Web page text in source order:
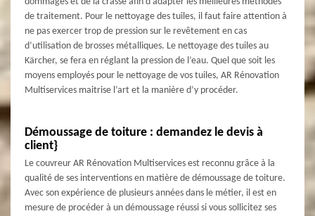
de traitement. Pour le nettoyage des tuiles, il faut faire attention à
ne pas exercer trop de pression sur le revêtement en cas
d’utilisation de brosses métalliques. Le nettoyage des tuiles au
Kärcher, se fera en réglant la pression de l’eau. Quel que soit les
moyens employés pour le nettoyage de vos tuiles, AR Rénovation
Multiservices maitrise l’art et la manière d’y procéder.
Démoussage de toiture : demandez le devis à
client}
Le couvreur AR Rénovation Multiservices est reconnu grâce à la
qualité de ses interventions en matière de démoussage de toiture.
Avec son expérience de plusieurs années dans le métier, il est en
mesure de procéder à un démoussage réussi si vous sollicitez ses